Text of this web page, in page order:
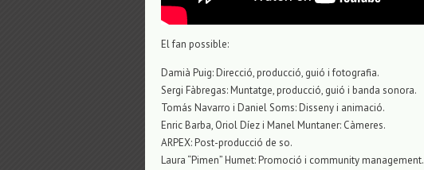
El fan possible:
Damià Puig: Direcció, producció, guió i fotografia.
Sergi Fàbregas: Muntatge, producció, guió i banda sonora.
Tomás Navarro i Daniel Soms: Disseny i animació.
Enric Barba, Oriol Díez i Manel Muntaner: Càmeres.
ARPEX: Post-producció de so.
Laura “Pimen” Humet: Promoció i community management.